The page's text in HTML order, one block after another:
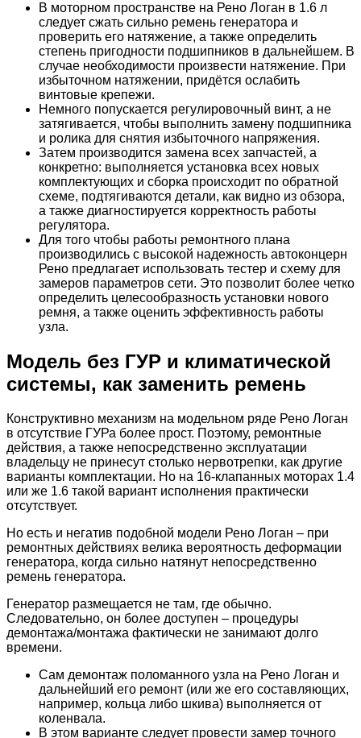
В моторном пространстве на Рено Логан в 1.6 л
следует сжать сильно ремень генератора и
проверить его натяжение, а также определить
степень пригодности подшипников в дальнейшем. В
случае необходимости произвести натяжение. При
избыточном натяжении, придётся ослабить
винтовые крепежи.
Немного попускается регулировочный винт, а не
затягивается, чтобы выполнить замену подшипника
и ролика для снятия избыточного напряжения.
Затем производится замена всех запчастей, а
конкретно: выполняется установка всех новых
комплектующих и сборка происходит по обратной
схеме, подтягиваются детали, как видно из обзора,
а также диагностируется корректность работы
регулятора.
Для того чтобы работы ремонтного плана
производились с высокой надежность автоконцерн
Рено предлагает использовать тестер и схему для
замеров параметров сети. Это позволит более четко
определить целесообразность установки нового
ремня, а также оценить эффективность работы
узла.
Модель без ГУР и климатической
системы, как заменить ремень
Конструктивно механизм на модельном ряде Рено Логан
в отсутствие ГУРа более прост. Поэтому, ремонтные
действия, а также непосредственно эксплуатации
владельцу не принесут столько нервотрепки, как другие
варианты комплектации. Но на 16-клапанных моторах 1.4
или же 1.6 такой вариант исполнения практически
отсутствует.
Но есть и негатив подобной модели Рено Логан – при
ремонтных действиях велика вероятность деформации
генератора, когда сильно натянут непосредственно
ремень генератора.
Генератор размещается не там, где обычно.
Следовательно, он более доступен – процедуры
демонтажа/монтажа фактически не занимают долго
времени.
Сам демонтаж поломанного узла на Рено Логан и
дальнейший его ремонт (или же его составляющих,
например, кольца либо шкива) выполняется от
коленвала.
В этом варианте следует провести замер точного